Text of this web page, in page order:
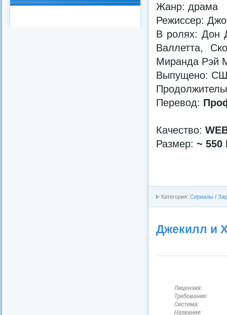
Жанр: драма
Режиссер:
В ролях: Дон
Валлетта,
Миранда Рэй
Выпущено:
Перевод:
Качество:
Размер: ~ 550
Категория: Сериалы /
Джекилл и